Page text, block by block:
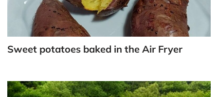
Sweet potatoes baked in the Air Fryer